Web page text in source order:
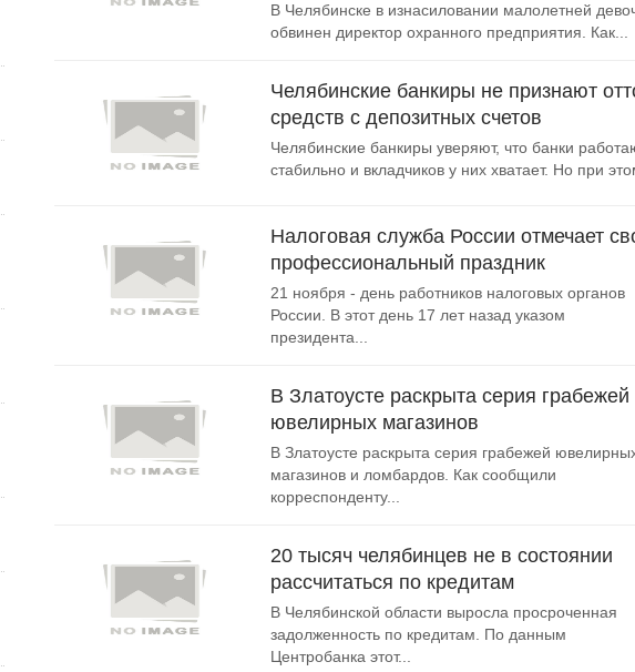
В Челябинске в изнасиловании малолетней
обвинен директор охранного предприятия. Как...
Челябинские банкиры не признают
средств с депозитных счетов
Челябинские банкиры уверяют, что банки
стабильно и вкладчиков у них хватает. Но при
Налоговая служба России отмечает
профессиональный праздник
21 ноября - день работников налоговых органов
России. В этот день 17 лет назад указом
президента...
В Златоусте раскрыта серия грабежей
ювелирных магазинов
В Златоусте раскрыта серия грабежей
магазинов и ломбардов. Как сообщили
корреспонденту...
20 тысяч челябинцев не в состоянии
рассчитаться по кредитам
В Челябинской области выросла просроченная
задолженность по кредитам. По данным
Центробанка этот...